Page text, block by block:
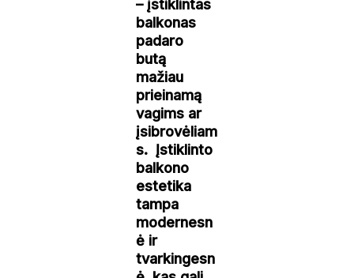
– įstiklintas
balkonas
padaro
butą
mažiau
prieinamą
vagims ar
įsibrovėliam
s. Įstiklinto
balkono
estetika
tampa
modernesn
ė ir
tvarkingesn